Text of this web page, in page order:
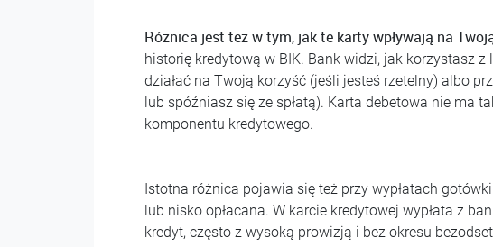
Różnica jest też w tym, jak te karty wpływają na
historię kredytową w BIK. Bank widzi, jak korzystasz
działać na Twoją korzyść (jeśli jesteś rzetelny) albo
lub spóźniasz się ze spłatą). Karta debetowa nie ma
komponentu kredytowego.
Istotna różnica pojawia się też przy wypłatach
lub nisko opłacana. W karcie kredytowej wypłata z
kredyt, często z wysoką prowizją i bez okresu